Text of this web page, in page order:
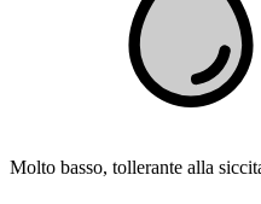
Molto basso, tollerante alla